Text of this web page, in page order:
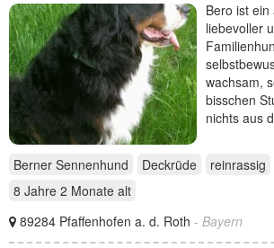
Bero ist
liebevoller
wachsam,
bisschen
nichts aus
Berner Sennenhund Deckrüde
reinrassig
8 Jahre 2 Monate alt
89284 Pfaffenhofen a. d. Roth - Bayern